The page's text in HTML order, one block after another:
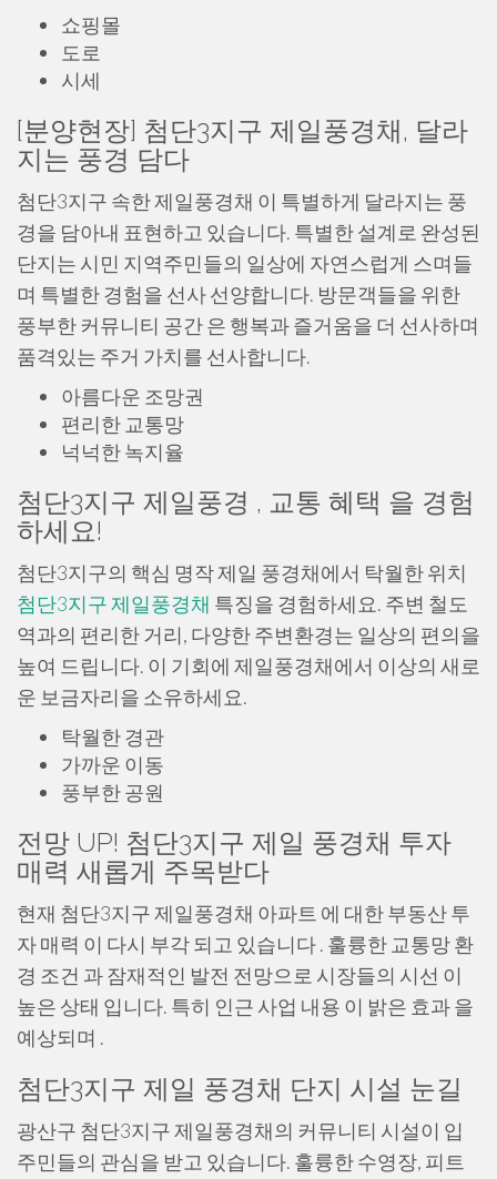
쇼핑몰
도로
시세
[분양현장] 첨단3지구 제일풍경채, 달라
지는 풍경 담다
첨단3지구 속한 제일풍경채 이 특별하게 달라지는 풍
경을 담아내 표현하고 있습니다. 특별한 설계로 완성된
단지는 시민 지역주민들의 일상에 자연스럽게 스며들
며 특별한 경험을 선사 선양합니다. 방문객들을 위한
풍부한 커뮤니티 공간 은 행복과 즐거움을 더 선사하며
품격있는 주거 가치를 선사합니다.
아름다운 조망권
편리한 교통망
넉넉한 녹지율
첨단3지구 제일풍경 , 교통 혜택 을 경험
하세요!
첨단3지구의 핵심 명작 제일 풍경채에서 탁월한 위치
첨단3지구 제일풍경채 특징을 경험하세요. 주변 철도
역과의 편리한 거리, 다양한 주변환경는 일상의 편의을
높여 드립니다. 이 기회에 제일풍경채에서 이상의 새로
운 보금자리을 소유하세요.
탁월한 경관
가까운 이동
풍부한 공원
전망 UP! 첨단3지구 제일 풍경채 투자
매력 새롭게 주목받다
현재 첨단3지구 제일풍경채 아파트 에 대한 부동산 투
자 매력 이 다시 부각 되고 있습니다 . 훌륭한 교통망 환
경 조건 과 잠재적인 발전 전망으로 시장들의 시선 이
높은 상태 입니다. 특히 인근 사업 내용 이 밝은 효과 을
예상되며 .
첨단3지구 제일 풍경채 단지 시설 눈길
광산구 첨단3지구 제일풍경채의 커뮤니티 시설이 입
주민들의 관심을 받고 있습니다. 훌륭한 수영장, 피트